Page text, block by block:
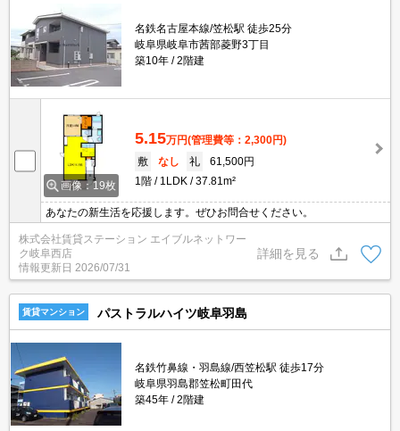
名鉄名古屋本線/笠松駅 徒歩25分
岐阜県岐阜市茜部菱野3丁目
築10年
2階建
画像：19枚
5.15万円(管理費等：2,300円)
敷
なし 礼
61,500円
1階
1LDK 37.81m²
あなたの新生活を応援します。ぜひお問合せください。
株式会社賃貸ステーション エイブルネットワー
ク岐阜西店
情報更新日 2026/07/31
詳細を見る
賃貸マンション パストラルハイツ岐阜羽島
名鉄竹鼻線・羽島線/西笠松駅 徒歩17分
岐阜県羽島郡笠松町田代
築45年
2階建